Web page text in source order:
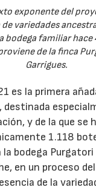
exponente del
variedades
bodega familiar hace
de la finca
Garrigues.
es la primera
destinada
y de la que se
1.118
la bodega
en un proceso
de la